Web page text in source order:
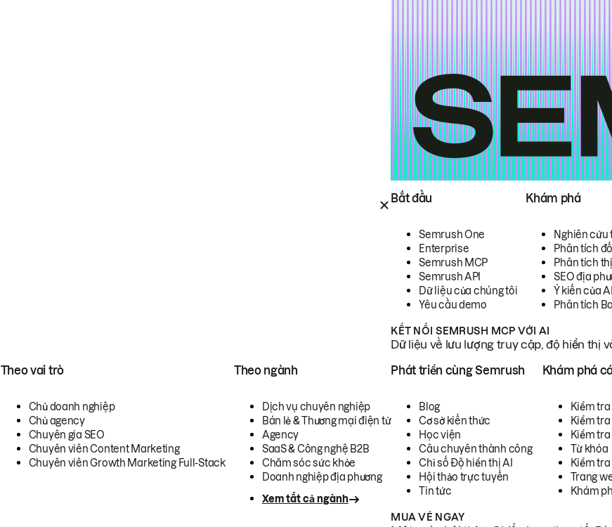
Bắt đầu
Semrush One
Enterprise
Semrush MCP
Semrush API
Dữ liệu của chúng tôi
Yêu cầu demo
Khám phá
Nghiên cứu
Phân tích
Phân tích
SEO địa
Ý kiến của
Phân tích
KẾT NỐI SEMRUSH MCP VỚI AI
Dữ liệu về lưu lượng truy cập, độ hiển thị
Theo vai trò
Chủ doanh nghiệp
Chủ agency
Chuyên gia SEO
Chuyên viên Content Marketing
Chuyên viên Growth Marketing Full-Stack
Theo ngành
Dịch vụ chuyên nghiệp
Bán lẻ & Thương mại điện tử
Agency
SaaS & Công nghệ B2B
Chăm sóc sức khỏe
Doanh nghiệp địa phương
Xem tất cả ngành
Phát triển cùng Semrush
Blog
Cơ sở kiến thức
Học viện
Câu chuyên thành công
Chỉ số Độ hiển thị AI
Hội thảo trực tuyến
Tin tức
Khám phá
Kiểm
Kiểm tra
Kiểm
Từ khóa
Kiểm
Trang
Khám
MUA VÉ NGAY